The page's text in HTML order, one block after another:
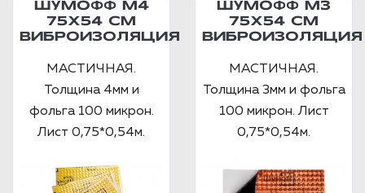
ШУМОФФ М4
75Х54 СМ
ВИБРОИЗОЛЯЦИЯ
МАСТИЧНАЯ.
Толщина 4мм и
фольга 100 микрон.
Лист 0,75*0,54м.
ШУМОФФ М3
75Х54 СМ
ВИБРОИЗОЛЯЦИЯ
МАСТИЧНАЯ.
Толщина 3мм и фольга
100 микрон. Лист
0,75*0,54м.